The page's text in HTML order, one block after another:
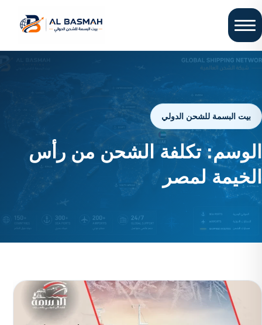
بيت البسمة للشحن الدولي
الوسم:تكلفة الشحن من رأس
الخيمة لمصر